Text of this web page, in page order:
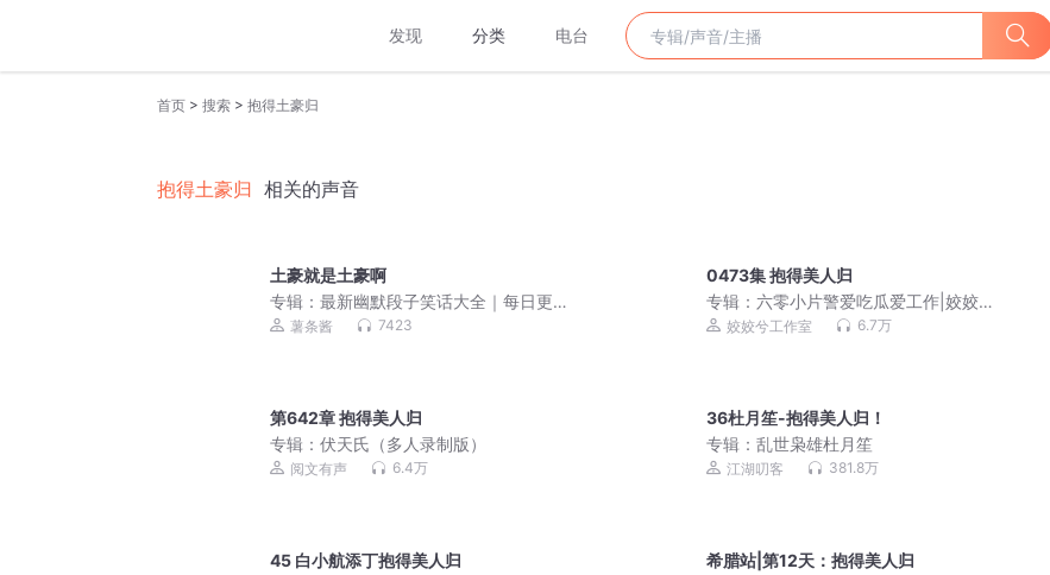
发现 分类 电台
首页 > 搜索 > 抱得土豪归
抱得土豪归 相关的声音
土豪就是土豪啊
专辑： 最新幽默段子笑话大全｜每日更
新 薯条酱 7423
0473集 抱得美人归
专辑：六零小片警爱吃瓜爱工作|姣姣兮
香酥栗|筒子楼生活
姣姣兮工作室 6.7万
第642章 抱得美人归
专辑： 伏天氏（多人录制版）
阅文有声 6.4万
36杜月笙-抱得美人归！
专辑：乱世枭雄杜月笙
江湖叨客 381.8万
45 白小航添丁抱得美人归
希腊站|第12天：抱得美人归